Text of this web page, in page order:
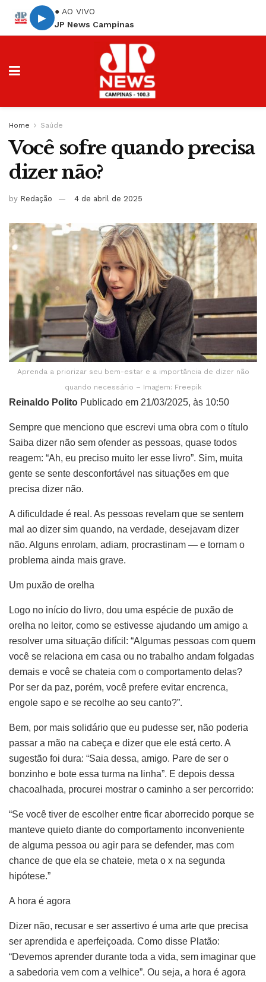
▶
● AO VIVO
JP News Campinas
Home Saúde
Você sofre quando precisa
dizer não?
by Redação 4 de abril de 2025
Aprenda a priorizar seu bem-estar e a importância de dizer não
quando necessário – Imagem: Freepik
Reinaldo Polito Publicado em 21/03/2025, às 10:50
Sempre que menciono que escrevi uma obra com o título
Saiba dizer não sem ofender as pessoas, quase todos
reagem: “Ah, eu preciso muito ler esse livro”. Sim, muita
gente se sente desconfortável nas situações em que
precisa dizer não.
A dificuldade é real. As pessoas revelam que se sentem
mal ao dizer sim quando, na verdade, desejavam dizer
não. Alguns enrolam, adiam, procrastinam — e tornam o
problema ainda mais grave.
Um puxão de orelha
Logo no início do livro, dou uma espécie de puxão de
orelha no leitor, como se estivesse ajudando um amigo a
resolver uma situação difícil: “Algumas pessoas com quem
você se relaciona em casa ou no trabalho andam folgadas
demais e você se chateia com o comportamento delas?
Por ser da paz, porém, você prefere evitar encrenca,
engole sapo e se recolhe ao seu canto?”.
Bem, por mais solidário que eu pudesse ser, não poderia
passar a mão na cabeça e dizer que ele está certo. A
sugestão foi dura: “Saia dessa, amigo. Pare de ser o
bonzinho e bote essa turma na linha”. E depois dessa
chacoalhada, procurei mostrar o caminho a ser percorrido:
“Se você tiver de escolher entre ficar aborrecido porque se
manteve quieto diante do comportamento inconveniente
de alguma pessoa ou agir para se defender, mas com
chance de que ela se chateie, meta o x na segunda
hipótese.”
A hora é agora
Dizer não, recusar e ser assertivo é uma arte que precisa
ser aprendida e aperfeiçoada. Como disse Platão:
“Devemos aprender durante toda a vida, sem imaginar que
a sabedoria vem com a velhice”. Ou seja, a hora é agora